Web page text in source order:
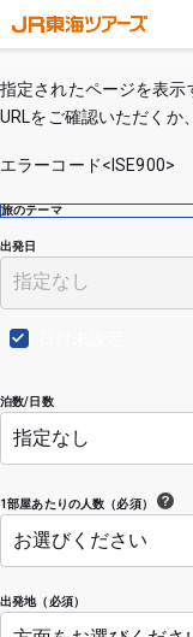
指定されたページを表示
URLをご確認いただくか
エラーコード<ISE900>
出発地（必須）
出発日
泊数/日数
1部屋あたりの人数（必須）
旅のテーマ